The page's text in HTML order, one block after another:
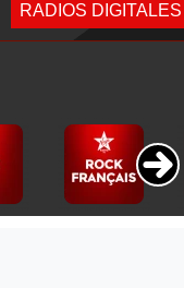
RADIOS DIGITALES